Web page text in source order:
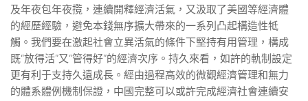
及年夜包年夜攬，連續開釋經濟活氣，又汲取了美國等經濟體
的經歷經驗，避免本錢無序擴大帶來的一系列凸起構造性牴
觸。我們要在激起社會立異活氣的條件下堅持有用管理，構成
既“放得活”又“管得好”的經濟次序。持久來看，如許的軌制設定
更有利于支持久遠成長。經由過程高效的微觀經濟管理和無力
的體系體例機制保證，中國完整可以或許完成經濟社會連續安